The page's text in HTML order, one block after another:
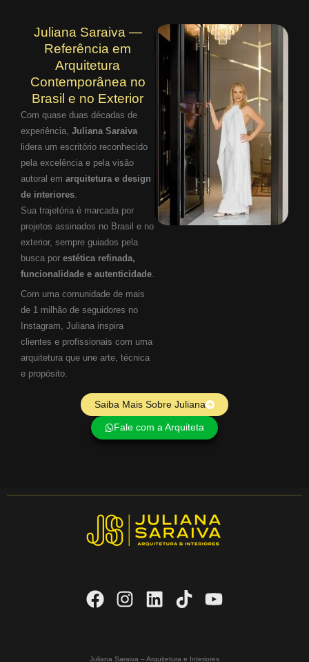
Juliana Saraiva —
Referência em
Arquitetura
Contemporânea no
Brasil e no Exterior
Com quase duas décadas de
experiência, Juliana Saraiva
lidera um escritório reconhecido
pela excelência e pela visão
autoral em arquitetura e design
de interiores
Sua trajetória é marcada por
projetos assinados no Brasil e no
exterior, sempre guiados pela
busca por estética refinada,
funcionalidade e autenticidade
Com uma comunidade de mais
de 1 milhão de seguidores no
Instagram, Juliana inspira
clientes e profissionais com uma
arquitetura que une arte, técnica
e propósito.
Saiba Mais Sobre Juliana
Fale com a Arquiteta
Juliana Saraiva – Arquitetura e Interiores